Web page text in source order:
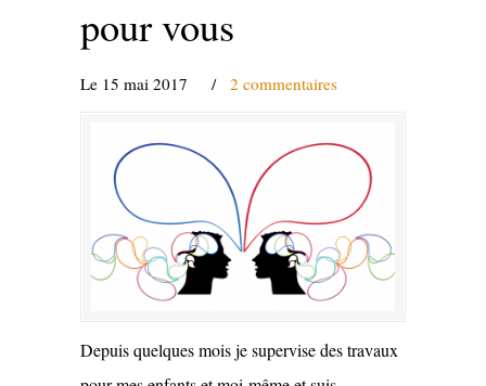
pour vous
Le 15 mai 2017 / 2 commentaires
Depuis quelques mois je supervise des travaux